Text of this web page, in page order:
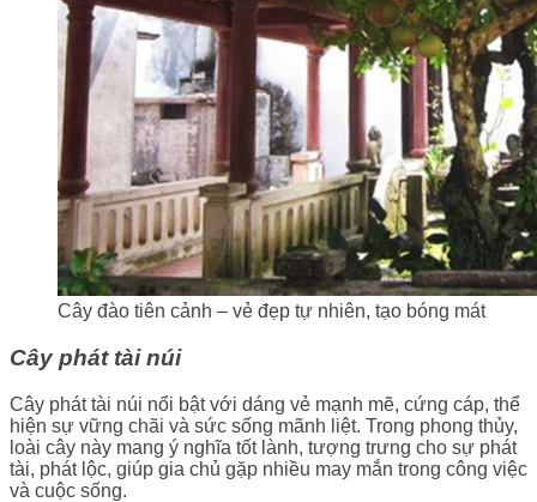
Cây đào tiên cảnh – vẻ đẹp tự nhiên, tạo bóng mát
Cây phát tài núi
Cây phát tài núi nổi bật với dáng vẻ mạnh mẽ, cứng cáp, thể
hiện sự vững chãi và sức sống mãnh liệt. Trong phong thủy,
loài cây này mang ý nghĩa tốt lành, tượng trưng cho sự phát
tài, phát lộc, giúp gia chủ gặp nhiều may mắn trong công việc
và cuộc sống.